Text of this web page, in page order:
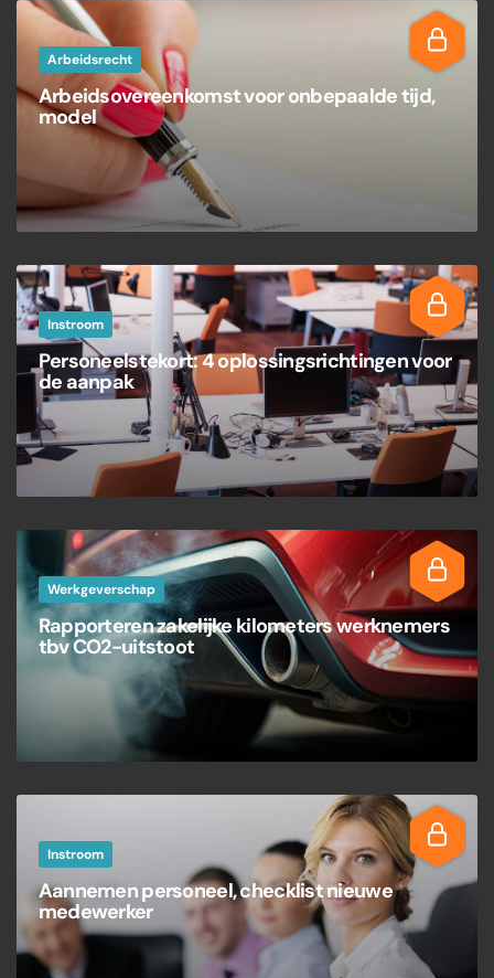
Arbeidsrecht
Arbeidsovereenkomst voor onbepaalde tijd,
model
Instroom
Personeelstekort: 4 oplossingsrichtingen voor
de aanpak
Werkgeverschap
Rapporteren zakelijke kilometers werknemers
tbv CO2-uitstoot
Instroom
Aannemen personeel, checklist nieuwe
medewerker